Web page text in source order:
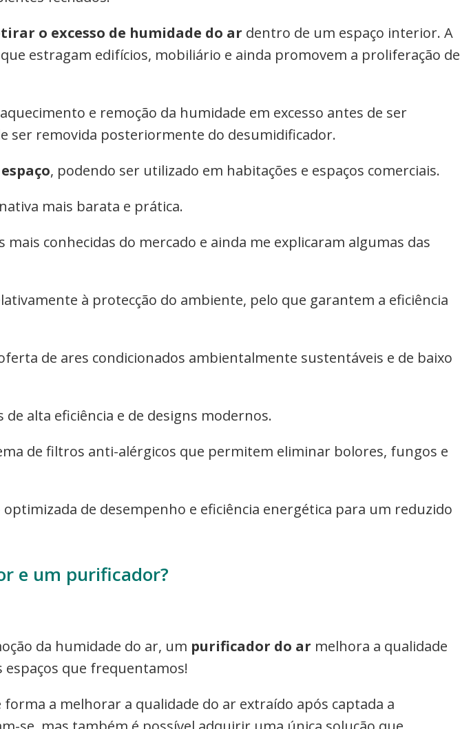
o excesso de humidade do ar dentro de um espaço interior. A
estragam edifícios, mobiliário e ainda promovem a proliferação de
e remoção da humidade em excesso antes de ser
ser removida posteriormente do desumidificador.
, podendo ser utilizado em habitações e espaços comerciais.
mais barata e prática.
conhecidas do mercado e ainda me explicaram algumas das
à protecção do ambiente, pelo que garantem a eficiência
de ares condicionados ambientalmente sustentáveis e de baixo
alta eficiência e de designs modernos.
de filtros anti-alérgicos que permitem eliminar bolores, fungos e
de desempenho e eficiência energética para um reduzido
e um purificador?
da humidade do ar, um purificador do ar melhora a qualidade
que frequentamos!
a melhorar a qualidade do ar extraído após captada a